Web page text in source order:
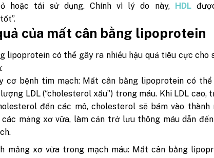
hoặc tái sử dụng. Chính vì lý do này, HDL
của mất cân bằng lipoprotein
lipoprotein có thể gây ra nhiều hậu quả tiêu cực cho
cơ bệnh tim mạch: Mất cân bằng lipoprotein có thể
LDL (“cholesterol xấu”) trong máu. Khi LDL cao,
đến các mô, cholesterol sẽ bám vào thành
mảng xơ vữa, làm cản trở lưu thông máu dẫn
mảng xơ vữa trong mạch máu: Mất cân bằng